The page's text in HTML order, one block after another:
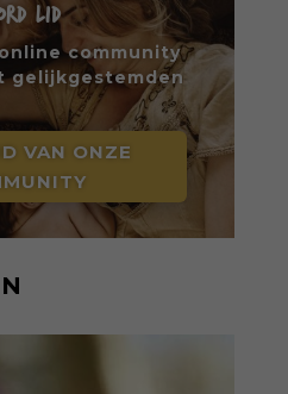
LID
community
gelijkgestemden
VAN ONZE